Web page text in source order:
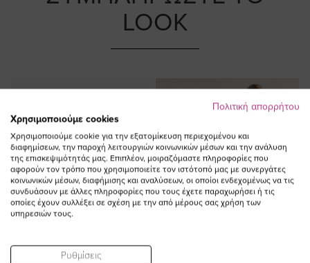
LOOK
Πολιτική απορρήτου
Χρησιμοποιούμε cookies
Χρησιμοποιούμε cookie για την εξατομίκευση περιεχομένου και
διαφημίσεων, την παροχή λειτουργιών κοινωνικών μέσων και την ανάλυση
της επισκεψιμότητάς μας. Επιπλέον, μοιραζόμαστε πληροφορίες που
αφορούν τον τρόπο που χρησιμοποιείτε τον ιστότοπό μας με συνεργάτες
κοινωνικών μέσων, διαφήμισης και αναλύσεων, οι οποίοι ενδεχομένως να τις
συνδυάσουν με άλλες πληροφορίες που τους έχετε παραχωρήσει ή τις
οποίες έχουν συλλέξει σε σχέση με την από μέρους σας χρήση των
υπηρεσιών τους.
Ρυθμίσεις